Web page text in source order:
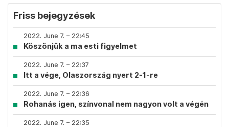
Friss bejegyzések
2022. June 7. – 22:45
Köszönjük a ma esti figyelmet
2022. June 7. – 22:37
Itt a vége, Olaszország nyert 2-1-re
2022. June 7. – 22:36
Rohanás igen, színvonal nem nagyon volt a végén
2022. June 7. – 22:35